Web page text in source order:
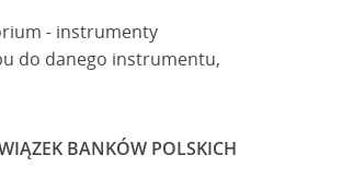
- instrumenty
do danego instrumentu,
BANKÓW POLSKICH